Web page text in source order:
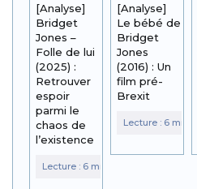
[Analyse]
Bridget
Jones –
Folle de lui
(2025) :
Retrouver
espoir
parmi le
chaos de
l’existence
[Analyse]
Le bébé de
Bridget
Jones
(2016) : Un
film pré-
Brexit